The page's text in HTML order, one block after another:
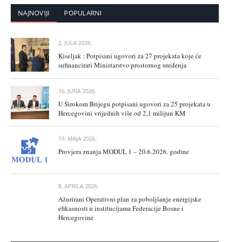
NAJNOVIJI POPULARNI
2. JULA 2026.
Kiseljak : Potpisani ugovori za 27 projekata koje će
sufinancirati Ministarstvo prostornog uređenja
16. JUNA 2026.
U Širokom Brijegu potpisani ugovori za 25 projekata u
Hercegovini vrijednih više od 2,1 milijun KM
19. MAJA 2026.
Provjera znanja MODUL 1 – 20.6.2026. godine
8. APRILA 2026.
Ažurirani Operativni plan za poboljšanje energijske
efikasnosti u institucijama Federacije Bosne i
Hercegovine